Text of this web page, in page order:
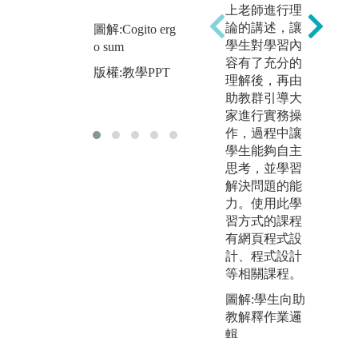
圖解:Cogito erg
o sum
版權:教學PPT
圖解:倒背圓週
率
版權:某條奇摩
新聞的哲學闡
明
上老師進行理
論的講述，讓
學生對學習內
容有了充分的
理解後，再由
助教群引導大
家進行實務操
作，過程中讓
學生能夠自主
思考，並學習
解決問題的能
力。使用此學
習方式的課程
有網頁程式設
計、程式設計
等相關課程。
圖解:學生向助
教解釋作業邏
輯